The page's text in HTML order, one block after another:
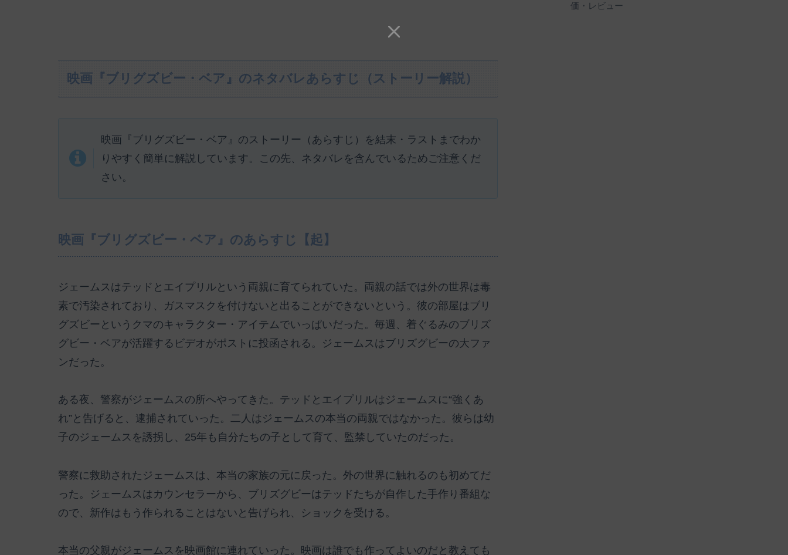
映画『ブリグズビー・ベア』のネタバレあらすじ（ストーリー解説）
映画『ブリグズビー・ベア』のストーリー（あらすじ）を結末・ラストまでわか
りやすく簡単に解説しています。この先、ネタバレを含んでいるためご注意くだ
さい。
映画『ブリグズビー・ベア』のあらすじ【起】
ジェームスはテッドとエイプリルという両親に育てられていた。両親の話では外の世界は毒
素で汚染されており、ガスマスクを付けないと出ることができないという。彼の部屋はブリ
グズビーというクマのキャラクター・アイテムでいっぱいだった。毎週、着ぐるみのブリズ
グビー・ベアが活躍するビデオがポストに投函される。ジェームスはブリズグビーの大ファ
ンだった。
ある夜、警察がジェームスの所へやってきた。テッドとエイプリルはジェームスに“強くあ
れ”と告げると、逮捕されていった。二人はジェームスの本当の両親ではなかった。彼らは幼
子のジェームスを誘拐し、25年も自分たちの子として育て、監禁していたのだった。
警察に救助されたジェームスは、本当の家族の元に戻った。外の世界に触れるのも初めてだ
った。ジェームスはカウンセラーから、ブリズグビーはテッドたちが自作した手作り番組な
ので、新作はもう作られることはないと告げられ、ショックを受ける。
本当の父親がジェームスを映画館に連れていった。映画は誰でも作ってよいのだと教えても
価・レビュー